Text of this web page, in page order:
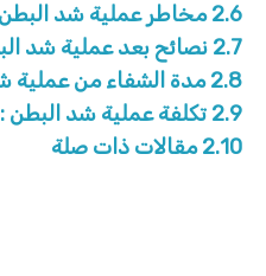
2.6 مخاطر عملية شد
2.7 نصائح بعد عملية شد
2.8 مدة الشفاء من عملية
2.9 تكلفة عملية شد البطن :
2.10 مقالات ذات صلة